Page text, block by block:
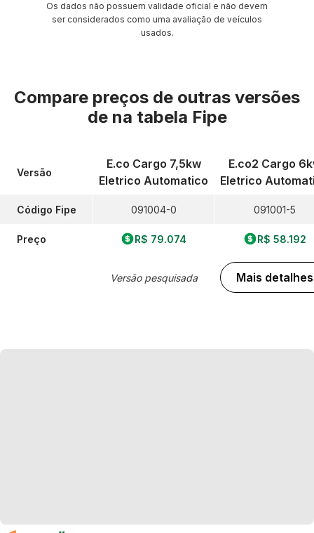
Os dados não possuem validade oficial e não devem
ser considerados como uma avaliação de veículos
usados.
Compare preços de outras versões
de na tabela Fipe
Versão
Código Fipe
Preço
E.co Cargo 7,5kw
Eletrico Automatico
091004-0
R$ 79.074
Versão pesquisada
E.co2 Cargo
Eletrico
091001-5
R$ 58.192
Mais detalhes